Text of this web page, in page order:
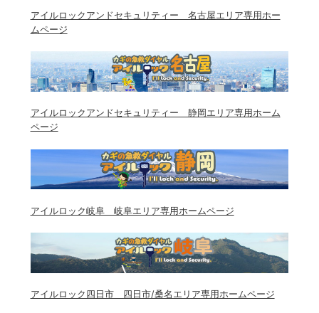
アイルロックアンドセキュリティー 名古屋エリア専用ホー
ムページ
アイルロックアンドセキュリティー 静岡エリア専用ホーム
ページ
アイルロック岐阜 岐阜エリア専用ホームページ
アイルロック四日市 四日市/桑名エリア専用ホームページ